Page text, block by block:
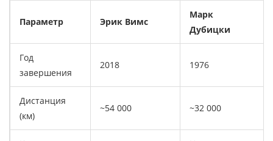
Параметр Эрик Вимс
Марк
Дубицки
Год
завершения
2018 1976
Дистанция
(км)
~54 000 ~32 000